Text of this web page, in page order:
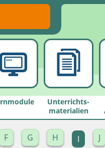
Unterrichts­
materialien
F G H I J